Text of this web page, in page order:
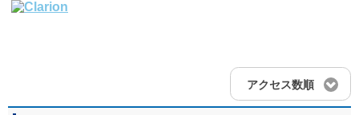
アクセス数順